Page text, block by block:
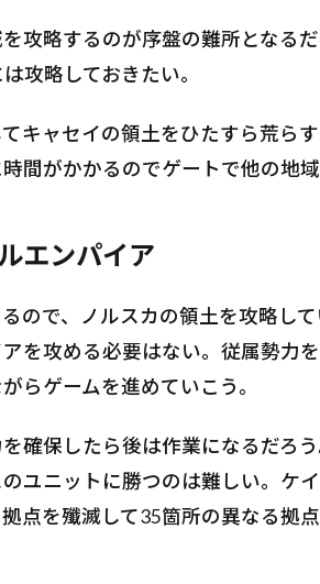
攻略するのが序盤の難所となる
攻略しておきたい。
キャセイの領土をひたすら荒ら
間がかかるのでゲートで他の地
エンパイア
ので、ノルスカの領土を攻略し
を攻める必要はない。従属勢力
らゲームを進めていこう。
確保したら後は作業になるだろ
ユニットに勝つのは難しい。ケ
点を殲滅して35箇所の異なる拠